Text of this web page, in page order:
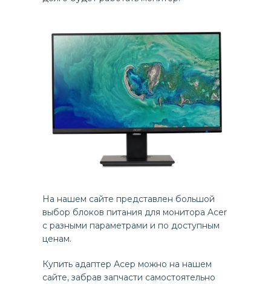
На нашем сайте представлен большой
выбор блоков питания для монитора Acer
с разными параметрами и по доступным
ценам.
Купить адаптер Асер можно на нашем
сайте, забрав запчасти самостоятельно